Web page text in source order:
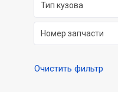
Тип кузова
Очистить фильтр